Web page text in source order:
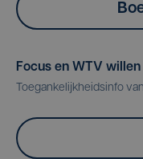
Focus en WTV
Toegankelijkheidsinfo